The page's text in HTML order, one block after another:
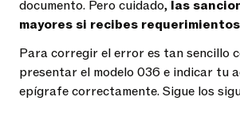
documento. Pero cuidado, las
mayores si recibes
Para corregir el error es tan sencillo
presentar el modelo 036 e indicar tu
epígrafe correctamente. Sigue los